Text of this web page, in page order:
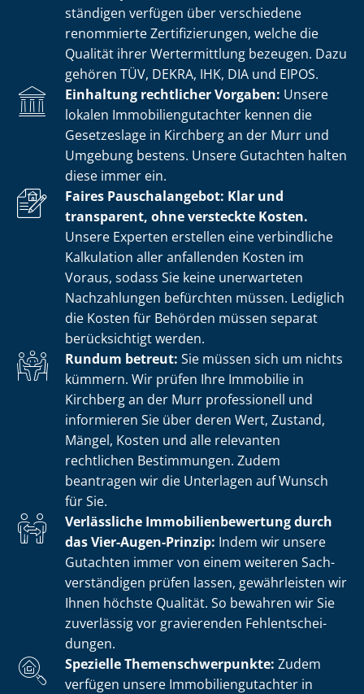
stän­di­gen verfügen über verschiedene
renommierte Zer­ti­fi­zie­run­gen, welche die
Qualität ihrer Wertermittlung bezeugen. Dazu
gehören TÜV, DEKRA, IHK, DIA und EIPOS.
Einhaltung rechtlicher Vorgaben: Unsere
lokalen Im­mo­bi­li­en­gut­ach­ter kennen die
Gesetzeslage in Kirchberg an der Murr und
Umgebung bestens. Unsere Gutachten halten
diese immer ein.
Faires Pauschalangebot: Klar und
transparent, ohne versteckte Kosten.
Unsere Experten erstellen eine verbindliche
Kalkulation aller anfallenden Kosten im
Voraus, sodass Sie keine unerwarteten
Nachzahlungen befürchten müssen. Lediglich
die Kosten für Behörden müssen separat
berücksichtigt werden.
Rundum betreut: Sie müssen sich um nichts
kümmern. Wir prüfen Ihre Immobilie in
Kirchberg an der Murr professionell und
informieren Sie über deren Wert, Zustand,
Mängel, Kosten und alle relevanten
rechtlichen Bestimmungen. Zudem
beantragen wir die Unterlagen auf Wunsch
für Sie.
Verlässliche Im­mo­bi­li­en­be­wer­tung durch
das Vier-Augen-Prinzip: Indem wir unsere
Gutachten immer von einem weiteren Sach­
ver­stän­di­gen prüfen lassen, gewährleisten wir
Ihnen höchste Qualität. So bewahren wir Sie
zuverlässig vor gravierenden Fehl­ent­schei­
dun­gen.
Spezielle The­men­schwer­punk­te: Zudem
verfügen unsere Im­mo­bi­li­en­gut­ach­ter in